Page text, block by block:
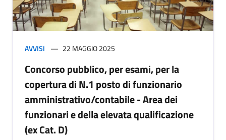
AVVISI 22 MAGGIO 2025
Concorso pubblico, per esami, per la
copertura di N.1 posto di funzionario
amministrativo/contabile - Area dei
funzionari e della elevata qualificazione
(ex Cat. D)